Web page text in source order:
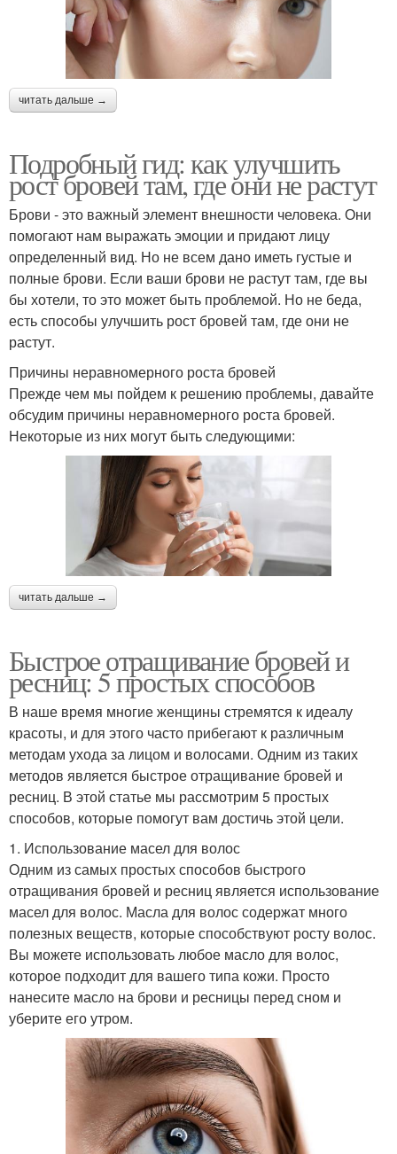
читать дальше →
Подробный гид: как улучшить
рост бровей там, где они не растут
Брови - это важный элемент внешности человека. Они
помогают нам выражать эмоции и придают лицу
определенный вид. Но не всем дано иметь густые и
полные брови. Если ваши брови не растут там, где вы
бы хотели, то это может быть проблемой. Но не беда,
есть способы улучшить рост бровей там, где они не
растут.
Причины неравномерного роста бровей
Прежде чем мы пойдем к решению проблемы, давайте
обсудим причины неравномерного роста бровей.
Некоторые из них могут быть следующими:
читать дальше →
Быстрое отращивание бровей и
ресниц: 5 простых способов
В наше время многие женщины стремятся к идеалу
красоты, и для этого часто прибегают к различным
методам ухода за лицом и волосами. Одним из таких
методов является быстрое отращивание бровей и
ресниц. В этой статье мы рассмотрим 5 простых
способов, которые помогут вам достичь этой цели.
1. Использование масел для волос
Одним из самых простых способов быстрого
отращивания бровей и ресниц является использование
масел для волос. Масла для волос содержат много
полезных веществ, которые способствуют росту волос.
Вы можете использовать любое масло для волос,
которое подходит для вашего типа кожи. Просто
нанесите масло на брови и ресницы перед сном и
уберите его утром.